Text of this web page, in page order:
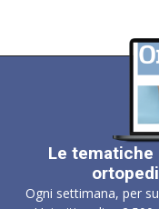
Le
Ogni settimana, per